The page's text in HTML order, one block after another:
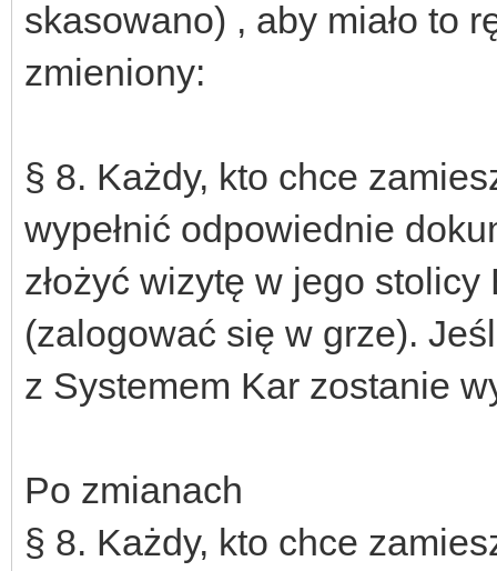
skasowano) , aby miało to
zmieniony:
§ 8. Każdy, kto chce
wypełnić odpowiednie
złożyć wizytę w jego
(zalogować się w grze).
z Systemem Kar zostanie
Po zmianach
§ 8. Każdy, kto chce